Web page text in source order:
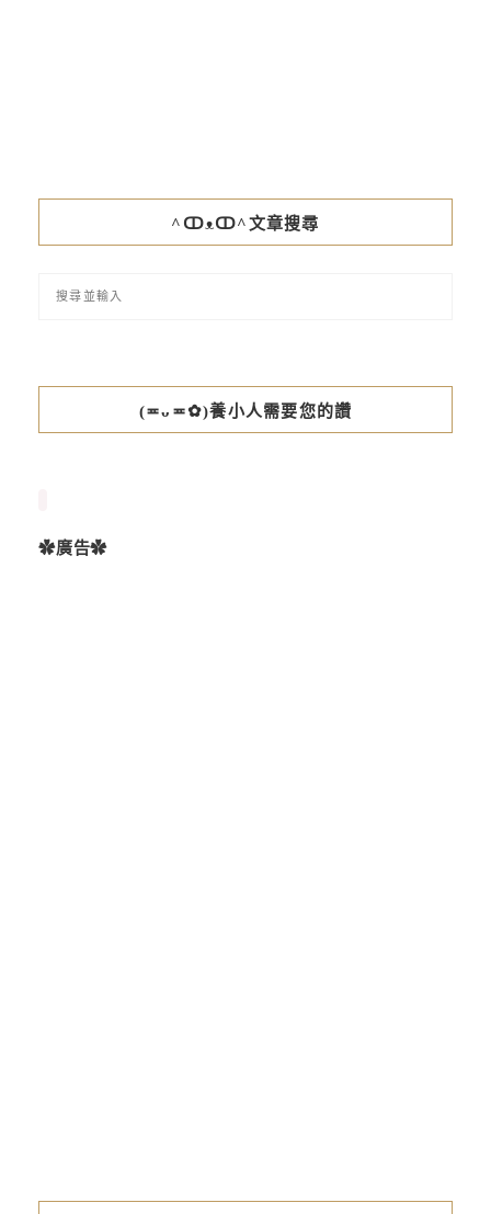
^ↀᴥↀ^文章搜尋
(≖ᴗ≖✿)養小人需要您的讚
✿廣告✿